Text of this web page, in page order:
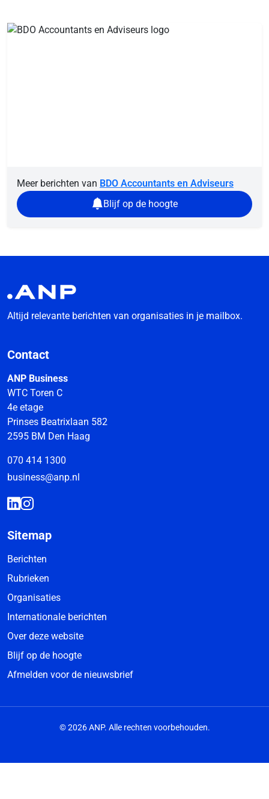
Meer berichten van BDO Accountants en Adviseurs
Blijf op de hoogte
Altijd relevante berichten van organisaties in je mailbox.
Contact
ANP Business
WTC Toren C
4e etage
Prinses Beatrixlaan 582
2595 BM Den Haag
070 414 1300
business@anp.nl
Sitemap
Berichten
Rubrieken
Organisaties
Internationale berichten
Over deze website
Blijf op de hoogte
Afmelden voor de nieuwsbrief
© 2026 ANP. Alle rechten voorbehouden.